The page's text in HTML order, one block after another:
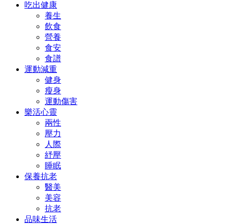
吃出健康
養生
飲食
營養
食安
食譜
運動減重
健身
瘦身
運動傷害
樂活心靈
兩性
壓力
人際
紓壓
睡眠
保養抗老
醫美
美容
抗老
品味生活